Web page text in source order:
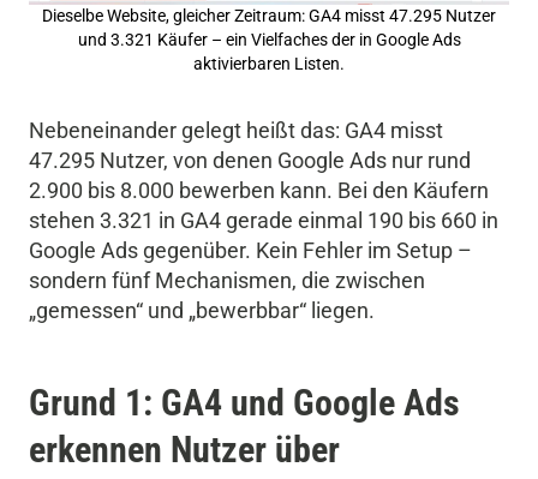
Dieselbe Website, gleicher Zeitraum: GA4 misst 47.295 Nutzer
und 3.321 Käufer – ein Vielfaches der in Google Ads
aktivierbaren Listen.
Nebeneinander gelegt heißt das: GA4 misst
47.295 Nutzer, von denen Google Ads nur rund
2.900 bis 8.000 bewerben kann. Bei den Käufern
stehen 3.321 in GA4 gerade einmal 190 bis 660 in
Google Ads gegenüber. Kein Fehler im Setup –
sondern fünf Mechanismen, die zwischen
„gemessen“ und „bewerbbar“ liegen.
Grund 1: GA4 und Google Ads
erkennen Nutzer über